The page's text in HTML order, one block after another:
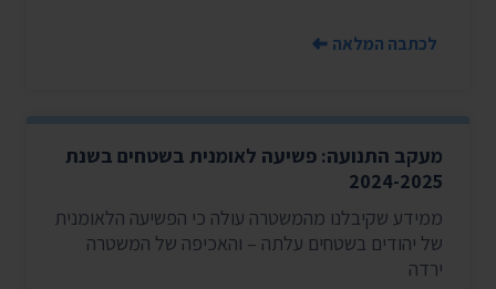
לכתבה המלאה
מעקב התנועה: פשיעה לאומנית בשטחים בשנת
2024-2025
ממידע שקיבלנו מהמשטרה עולה כי הפשיעה הלאומנית
של יהודים בשטחים עלתה – והאכיפה של המשטרה
ירדה